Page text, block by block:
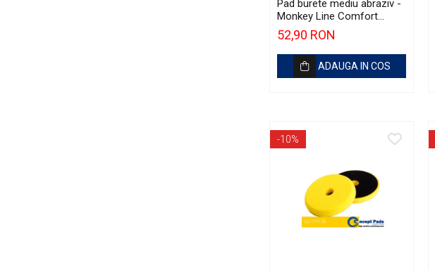
Pad burete mediu abraziv -
Monkey Line Comfort
125mm (5") Medium
Polishing
52,90 RON
ADAUGA IN COS
-10%